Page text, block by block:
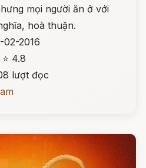
mọi người ăn ở với
hoà thuận.
02-2016
⭐ 4.8
lượt đọc